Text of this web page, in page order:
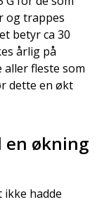
og trappes
betyr ca 30
årlig på
aller fleste som
dette en økt
en økning
ikke hadde